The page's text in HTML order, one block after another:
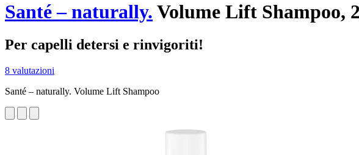
Santé – naturally. Volume Lift Shampoo,
Per capelli detersi e rinvigoriti!
8 valutazioni
Santé – naturally. Volume Lift Shampoo